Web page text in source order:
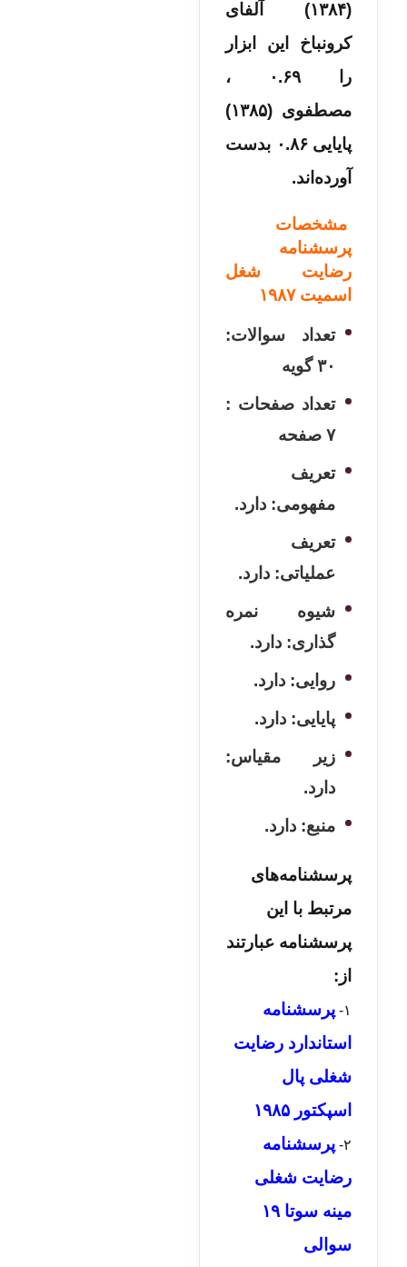
(۱۳۸۴) آلفای
کرونباخ این ابزار
را ۰.۶۹ ،
مصطفوی (۱۳۸۵)
پایایی ۰.۸۶ بدست
آورده‌اند.
مشخصات
پرسشنامه
رضایت شغل
اسمیت ۱۹۸۷
تعداد سوالات:
۳۰ گویه
تعداد صفحات :
۷ صفحه
تعریف
مفهومی: دارد.
تعریف
عملیاتی: دارد.
شیوه نمره
گذاری: دارد.
روایی: دارد.
پایایی: دارد.
زیر مقیاس:
دارد.
منبع: دارد.
پرسشنامه‌های
مرتبط با این
پرسشنامه عبارتند
از:
۱-
پرسشنامه
استاندارد رضایت
شغلی پال
اسپکتور ۱۹۸۵
۲- پرسشنامه
رضایت شغلی
مینه سوتا ۱۹
سوالی